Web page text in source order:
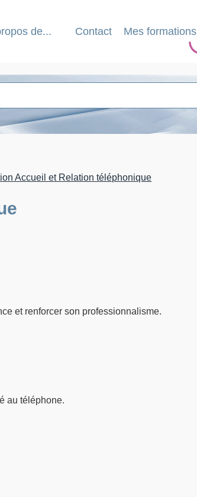
de... Contact
Mes formations
Accueil et Relation téléphonique
et renforcer son professionnalisme.
au téléphone.